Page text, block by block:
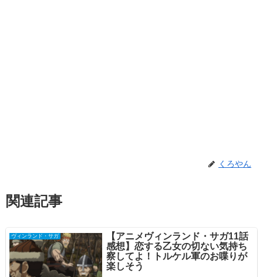
くろやん
関連記事
ヴィンランド・サガ
【アニメヴィンランド・サガ11話
感想】恋する乙女の切ない気持ち
察してよ！トルケル軍のお喋りが
楽しそう